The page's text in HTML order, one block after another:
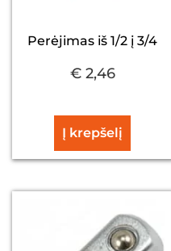
Perėjimas iš 1/2 į 3/4
€2,46
Į krepšelį